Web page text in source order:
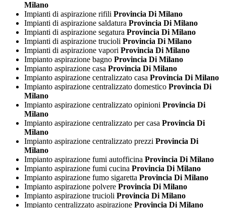
Milano
Impianti di aspirazione rifili Provincia Di Milano
Impianti di aspirazione saldatura Provincia Di Milano
Impianti di aspirazione segatura Provincia Di Milano
Impianti di aspirazione trucioli Provincia Di Milano
Impianti di aspirazione vapori Provincia Di Milano
Impianto aspirazione bagno Provincia Di Milano
Impianto aspirazione casa Provincia Di Milano
Impianto aspirazione centralizzato casa Provincia Di Milano
Impianto aspirazione centralizzato domestico Provincia Di
Milano
Impianto aspirazione centralizzato opinioni Provincia Di
Milano
Impianto aspirazione centralizzato per casa Provincia Di
Milano
Impianto aspirazione centralizzato prezzi Provincia Di
Milano
Impianto aspirazione fumi autofficina Provincia Di Milano
Impianto aspirazione fumi cucina Provincia Di Milano
Impianto aspirazione fumo sigaretta Provincia Di Milano
Impianto aspirazione polvere Provincia Di Milano
Impianto aspirazione trucioli Provincia Di Milano
Impianto centralizzato aspirazione Provincia Di Milano